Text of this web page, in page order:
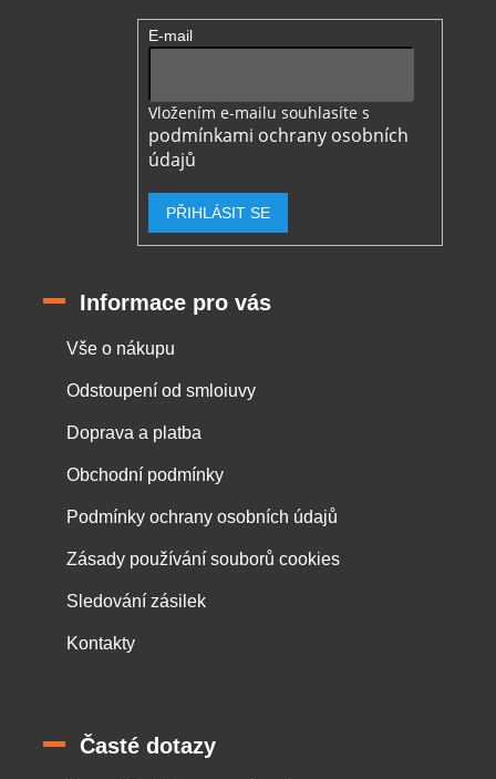
E-mail
Vložením e-mailu souhlasíte s
podmínkami ochrany osobních
údajů
PŘIHLÁSIT SE
Informace pro vás
Vše o nákupu
Odstoupení od smloiuvy
Doprava a platba
Obchodní podmínky
Podmínky ochrany osobních údajů
Zásady používání souborů cookies
Sledování zásilek
Kontakty
Časté dotazy